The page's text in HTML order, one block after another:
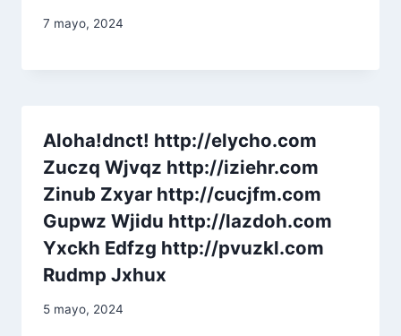
7 mayo, 2024
Aloha!dnct! http://elycho.com
Zuczq Wjvqz http://iziehr.com
Zinub Zxyar http://cucjfm.com
Gupwz Wjidu http://lazdoh.com
Yxckh Edfzg http://pvuzkl.com
Rudmp Jxhux
5 mayo, 2024